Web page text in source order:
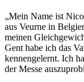
„Mein Name ist
aus Veurne in
meinen
Gent habe ich das
kennengelernt. Ich
der Messe